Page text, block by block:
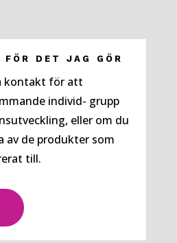
FÖR DET JAG GÖR
kontakt för att
individ- grupp
eller om du
av de produkter som
till.